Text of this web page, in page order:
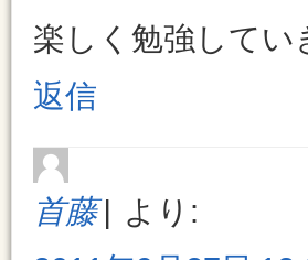
楽しく勉強して
返信
首藤
より: